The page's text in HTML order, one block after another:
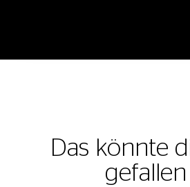
Das könnte
gefallen